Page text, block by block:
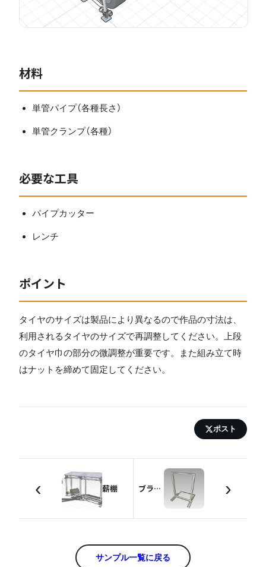
材料
単管パイプ（各種長さ）
単管クランプ（各種）
必要な工具
パイプカッター
レンチ
ポイント
タイヤのサイズは製品により異なるので作品の寸法は、
利用されるタイヤのサイズで再調整してください。上段
のタイヤ巾の部分の微調整が重要です。また組み立て時
はナットを締めて固定してください。
ポスト
‹ 薪棚 ブランコ式ハンモック台 ›
サンプル一覧に戻る